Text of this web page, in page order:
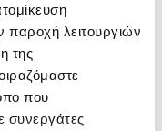
παροχή λειτουργιών
της
που
συνεργάτες
έπληξαν